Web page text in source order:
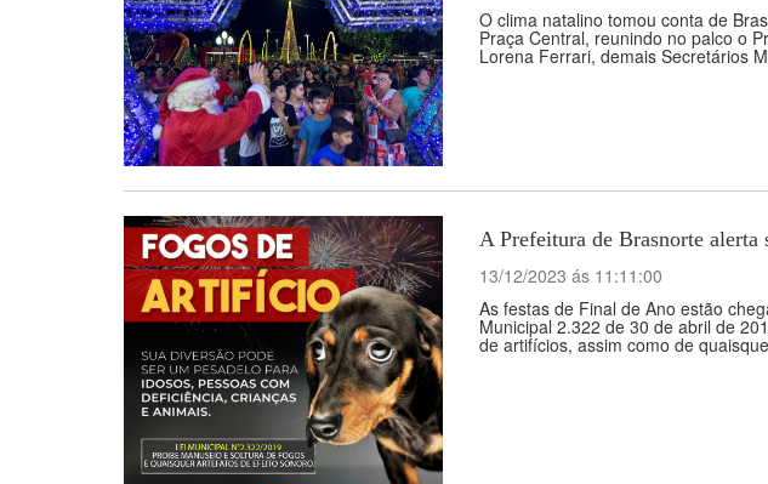
O clima natalino tomou conta de
Praça Central, reunindo no palco o
Lorena Ferrari, demais Secretários
A Prefeitura de Brasnorte
13/12/2023 ás 11:11:00
As festas de Final de Ano estão
Municipal 2.322 de 30 de abril de
de artifícios, assim como de